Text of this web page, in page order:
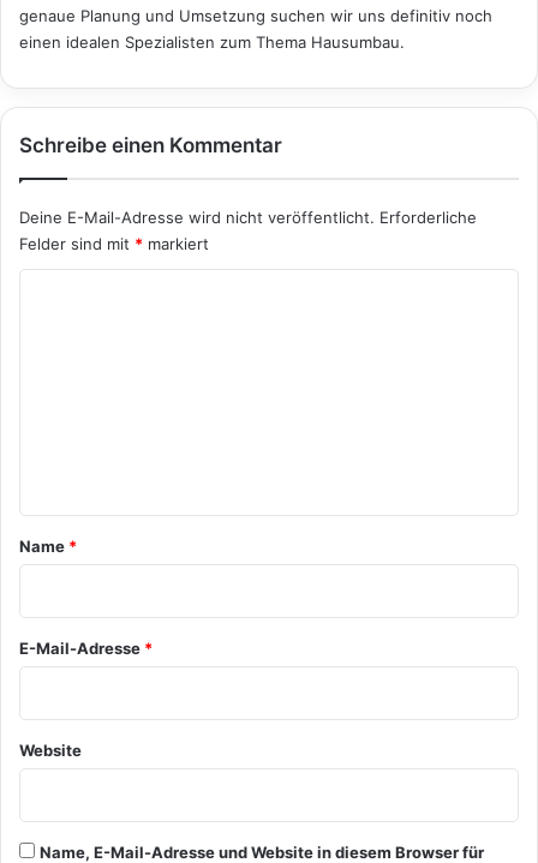
genaue Planung und Umsetzung suchen wir uns definitiv noch
einen idealen Spezialisten zum Thema Hausumbau.
Schreibe einen Kommentar
Deine E-Mail-Adresse wird nicht veröffentlicht. Erforderliche
Felder sind mit * markiert
a
*
Name *
E-Mail-Adresse *
Website
Name, E-Mail-Adresse und Website in diesem Browser für